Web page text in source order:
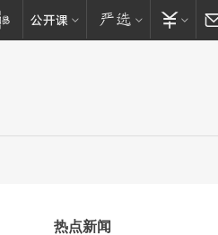
热点新闻